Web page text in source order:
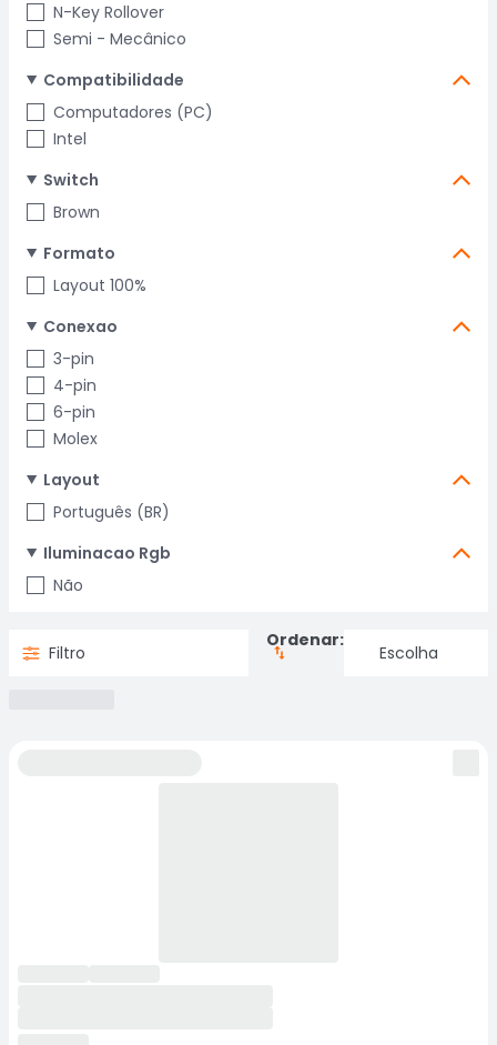
N-Key Rollover
Semi - Mecânico
Compatibilidade
Computadores (PC)
Intel
Switch
Brown
Formato
Layout 100%
Conexao
3-pin
4-pin
6-pin
Molex
Layout
Português (BR)
Iluminacao Rgb
Não
Filtro
Ordenar: